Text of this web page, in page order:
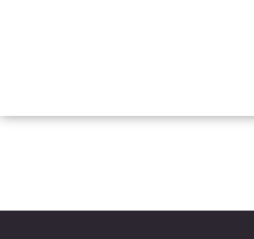
סל קניות